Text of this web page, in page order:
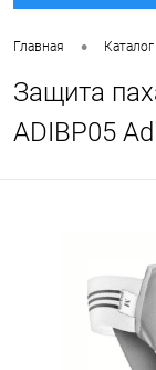
Главная •
Защита
ADIBP05